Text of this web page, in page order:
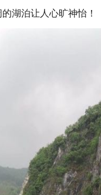
湖泊让人心旷神怡！